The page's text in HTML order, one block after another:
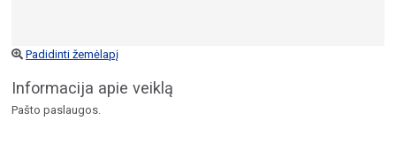
Padidinti žemėlapį
Informacija apie veiklą
Pašto paslaugos.